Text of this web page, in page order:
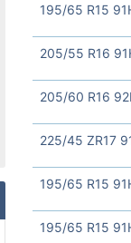
195/65 R15
205/55 R16
205/60 R16
225/45 ZR17
195/65 R15
195/65 R15